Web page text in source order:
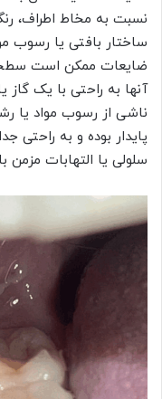
نسبت به مخاط اطراف،
ساختار بافتی یا رسوب
ضایعات ممکن است سطحی
آنها به راحتی با یک
ناشی از رسوب مواد یا
پایدار بوده و به راحتی
سلولی یا التهابات مزمن